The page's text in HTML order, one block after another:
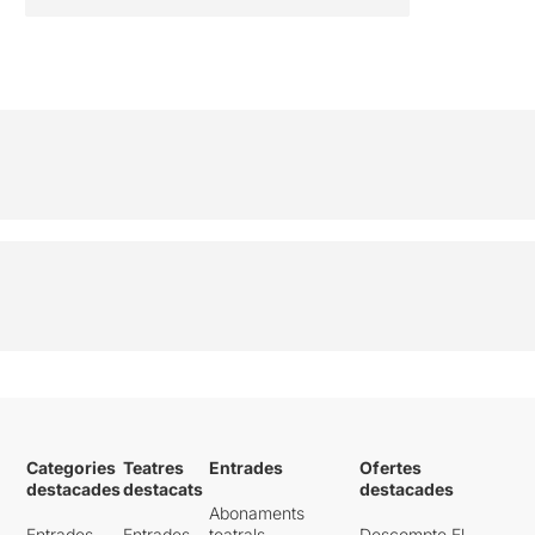
Categories
destacades
Teatres
destacats
Entrades
Abonaments
Ofertes
destacades